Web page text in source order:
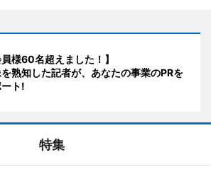
員様60名超えました！】
熟知した記者が、あなたの事業のPRを
ト!
特集